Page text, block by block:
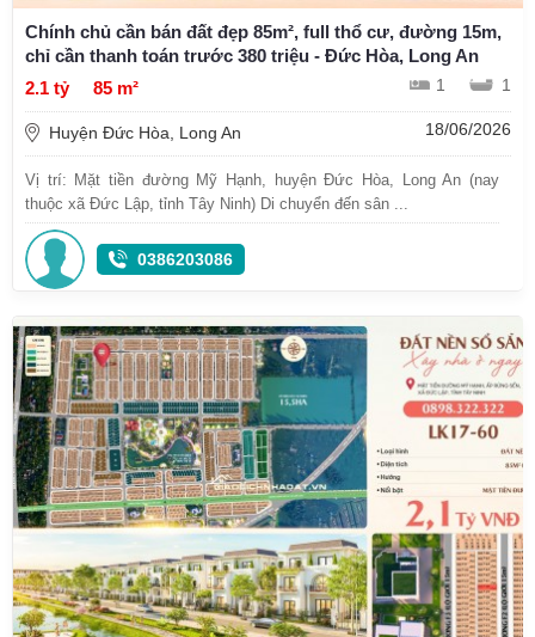
Chính chủ cần bán đất đẹp 85m², full thổ cư, đường 15m,
chỉ cần thanh toán trước 380 triệu - Đức Hòa, Long An
2.1 tỷ
85 m² 1 1
Huyện Đức Hòa, Long An 18/06/2026
Vị trí: Mặt tiền đường Mỹ Hạnh, huyện Đức Hòa, Long An (nay
thuộc xã Đức Lập, tỉnh Tây Ninh) Di chuyển đến sân ...
0386203086